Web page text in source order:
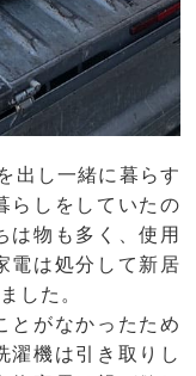
出し一緒に暮らす
らしをしていたの
は物も多く、使用
電は処分して新居
した。
とがなかったため
濯機は引き取りし